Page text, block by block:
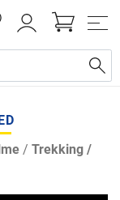
/ Trekking /